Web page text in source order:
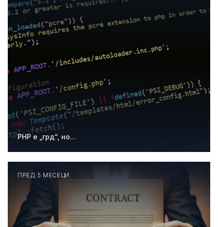
PHP е „грд“, но…
ПРЕД 5 МЕСЕЦИ